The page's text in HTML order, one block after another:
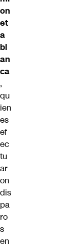
on
et
a
bl
an
ca
,
qu
ien
es
ef
ec
tu
ar
on
dis
pa
ro
s
en